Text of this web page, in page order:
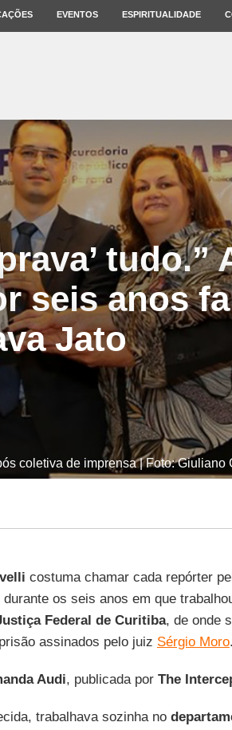
EVENTOS ESPIRITUALIDADE
tudo.”
seis anos
Jato
coletiva de imprensa | Foto: Giuliano
costuma chamar cada repórter
os seis anos em que
Federal de Curitiba, de onde
assinados pelo juiz Sérgio Moro.
Audi, publicada por The
trabalhava sozinha no